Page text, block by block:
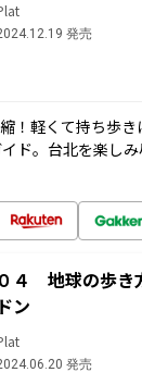
発売
！軽くて持ち歩
ド。台北を楽し
０４ 地球の歩
ドン
発売